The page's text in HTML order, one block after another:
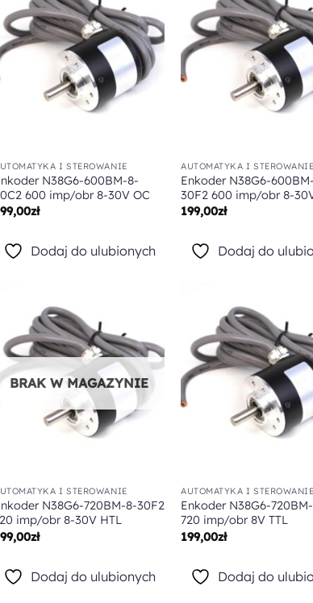
ulubionych
I STEROWANIE
N38G6-600BM-8-
600 imp/obr 8-30V OC
zł
Dodaj do ulubionych
AUTOMATYKA I STEROWANIE
Enkoder N38G6-
30F2 600 imp/obr 8-
199,00zł
Dodaj do
ulubionych
BRAK W MAGAZYNIE
I STEROWANIE
N38G6-720BM-8-30F2
imp/obr 8-30V HTL
zł
Dodaj do ulubionych
AUTOMATYKA I STEROWANIE
Enkoder N38G6-
720 imp/obr 8V TTL
199,00zł
Dodaj do